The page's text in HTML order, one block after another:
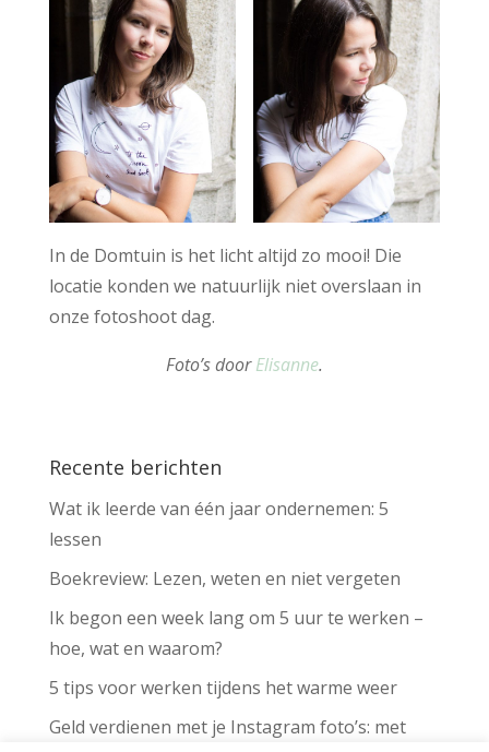
In de Domtuin is het licht altijd zo mooi! Die
locatie konden we natuurlijk niet overslaan in
onze fotoshoot dag.
Foto’s doorElisanne.
Recente berichten
Wat ik leerde van één jaar ondernemen: 5
lessen
Boekreview: Lezen, weten en niet vergeten
Ik begon een week lang om 5 uur te werken –
hoe, wat en waarom?
5 tips voor werken tijdens het warme weer
Geld verdienen met je Instagram foto’s: met